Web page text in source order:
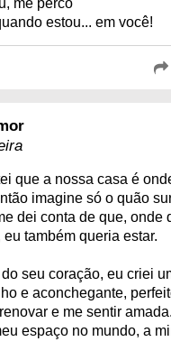
me perco
estou... em você!
que a nossa casa é
imagine só o quão
dei conta de que, onde
também queria estar.
seu coração, eu criei
e aconchegante,
e me sentir
espaço no mundo, a